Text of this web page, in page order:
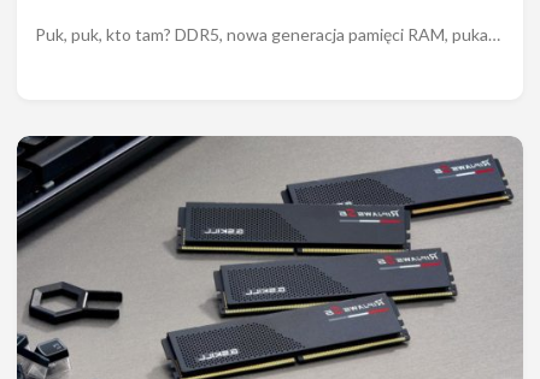
Puk, puk, kto tam? DDR5, nowa generacja pamięci RAM, puka…